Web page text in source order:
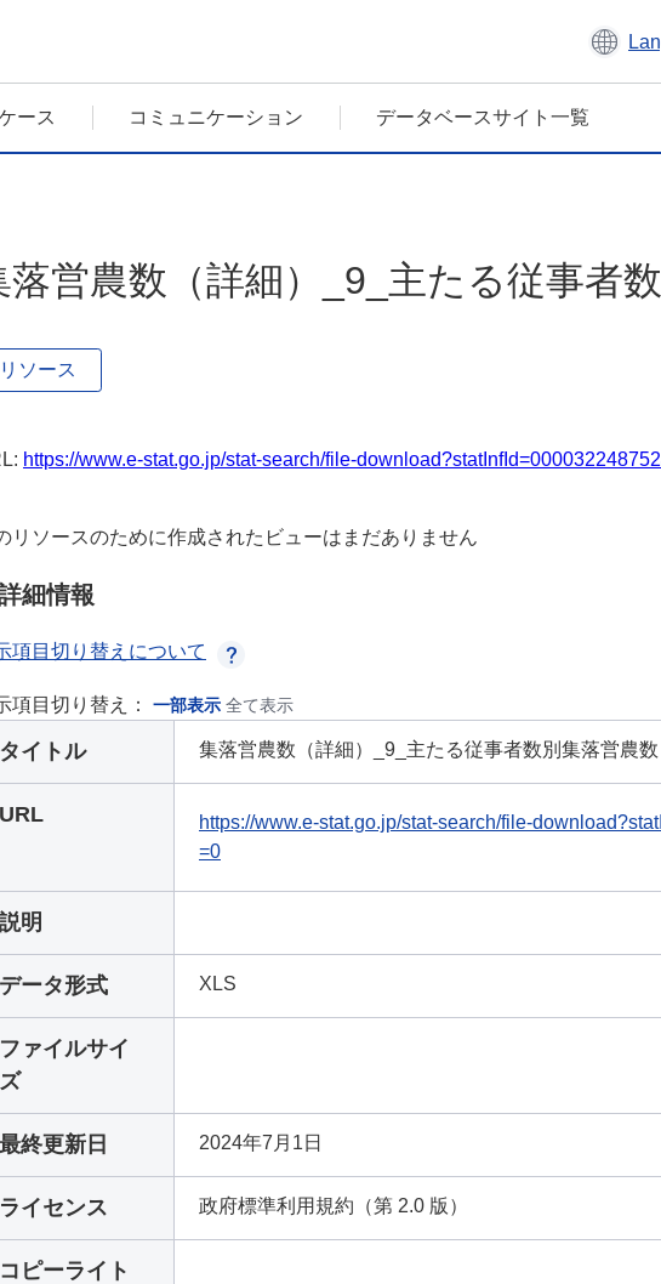
ース コミュニケーション データベースサイト一覧
落営農数（詳細）_9_主たる従事者
リソース
https://www.e-stat.go.jp/stat-search/file-
リソースのために作成されたビューはまだありません
細情報
項目切り替えについて
項目切り替え： 一部表示 全て表示
タイトル 集落営農数（詳細）_9_主たる従事者数別集落営農数
URL
https://www.e-stat.go.jp/stat-search/file-
=0
説明
データ形式 XLS
ファイルサイ
ズ
最終更新日 2024年7月1日
ライセンス 政府標準利用規約（第 2.0 版）
コピーライト